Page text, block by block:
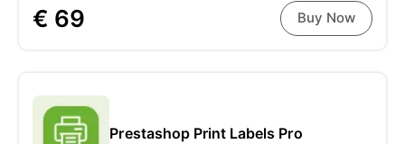
€ 69 Buy Now
Prestashop Print Labels Pro